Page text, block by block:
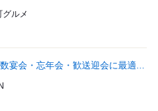
ルメ
宴会・忘年会・歓送迎会に最適...